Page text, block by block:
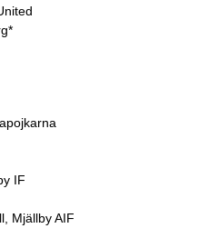
IF
Mjällby AIF